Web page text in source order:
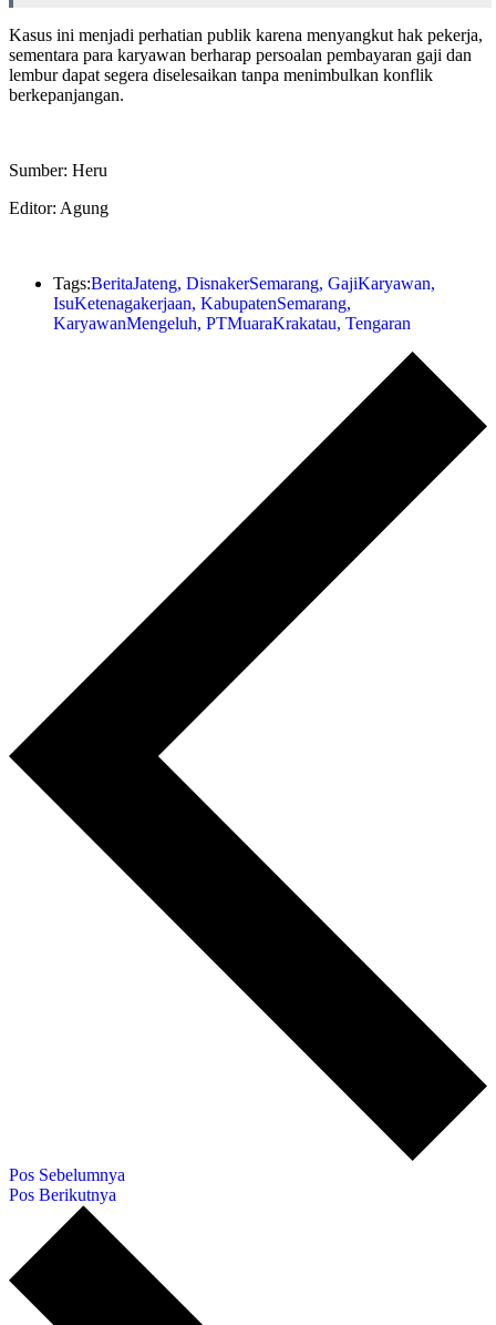
Kasus ini menjadi perhatian publik karena menyangkut hak pekerja,
sementara para karyawan berharap persoalan pembayaran gaji dan
lembur dapat segera diselesaikan tanpa menimbulkan konflik
berkepanjangan.
Sumber: Heru
Editor: Agung
Tags:BeritaJateng, DisnakerSemarang, GajiKaryawan,
IsuKetenagakerjaan, KabupatenSemarang,
KaryawanMengeluh, PTMuaraKrakatau, Tengaran
Pos Sebelumnya
Pos Berikutnya